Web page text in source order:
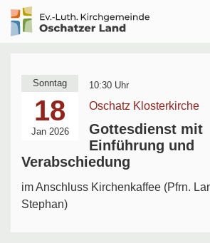
Oschatzer
Land
Sonntag
18
Jan 2026
10:30 Uhr
Oschatz Klosterkirche
Gottesdienst mit
Einführung und
Verabschiedung
im Anschluss Kirchenkaffee (Pfrn.
Stephan)